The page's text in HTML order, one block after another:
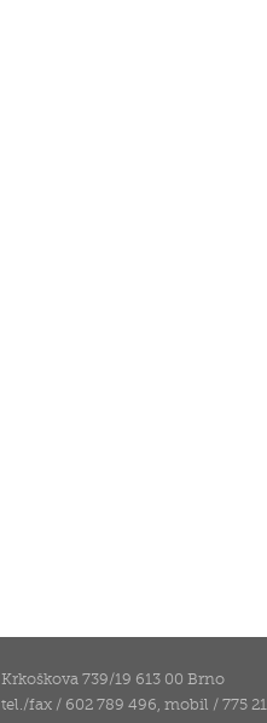
Krkoškova 739/19 613 00 Brno
tel./fax / 602 789 496, mobil / 775